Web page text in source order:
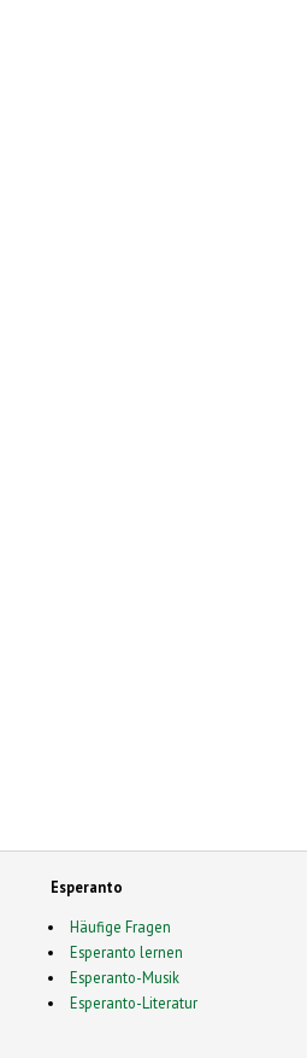
Esperanto
Häufige Fragen
Esperanto lernen
Esperanto-Musik
Esperanto-Literatur